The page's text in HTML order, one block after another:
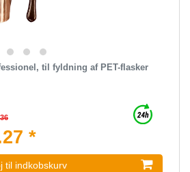
til fyldning af PET-flasker
*
til indkobskurv